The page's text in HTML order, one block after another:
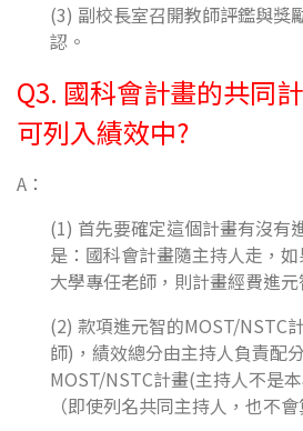
(3) 副校長室召開教師評鑑與獎
認。
Q3. 國科會計畫的共同
可列入績效中?
A：
(1) 首先要確定這個計畫有沒有
是：國科會計畫隨主持人走，
大學專任老師，則計畫經費進
(2) 款項進元智的MOST/NSTC
師)，績效總分由主持人負責配
MOST/NSTC計畫(主持人不是
（即使列名共同主持人，也不會